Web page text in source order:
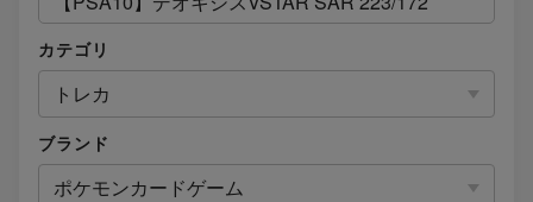
カテゴリ
トレカ
ブランド
ポケモンカードゲーム